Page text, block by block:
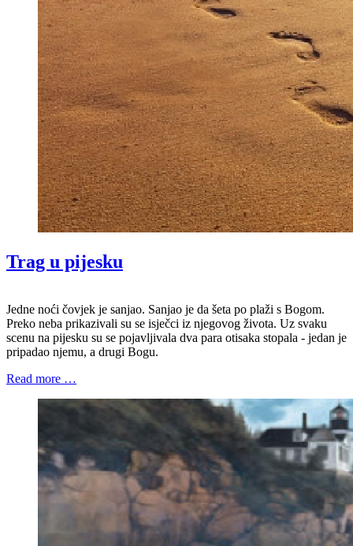
Trag u pijesku
Jedne noći čovjek je sanjao. Sanjao je da šeta po plaži s Bogom.
Preko neba prikazivali su se isječci iz njegovog života. Uz svaku
scenu na pijesku su se pojavljivala dva para otisaka stopala - jedan je
pripadao njemu, a drugi Bogu.
Read more …